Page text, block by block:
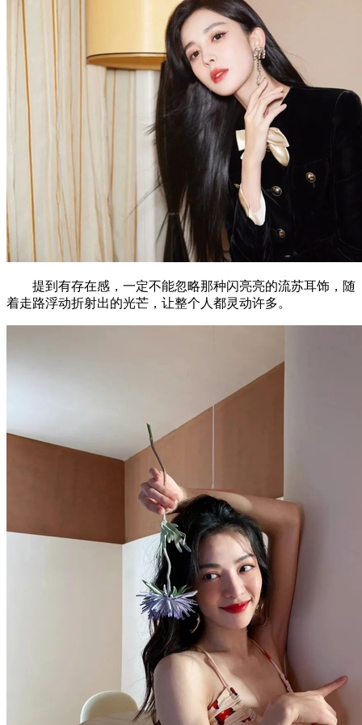
提到有存在感，一定不能忽略那种闪亮亮的流苏耳饰，随
着走路浮动折射出的光芒，让整个人都灵动许多。